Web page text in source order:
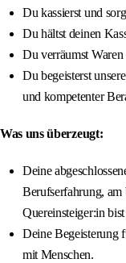
Du kassierst und
Du hältst deinen
Du verräumst
Du begeisterst
und kompetenter
Was uns überzeugt:
Deine
Berufserfahrung, am
Quereinsteiger:in
Deine Begeisterung
mit Menschen.